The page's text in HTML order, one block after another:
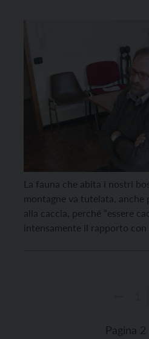
La fauna che abita i nostri
montagne va tutelata,
alla caccia, perché “essere
intensamente il rapporto con
Pagina